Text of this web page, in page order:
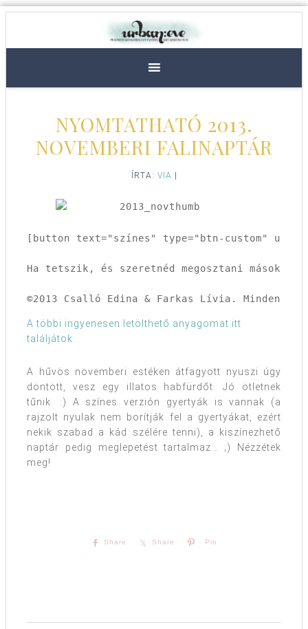
NYOMTATHATÓ 2013.
NOVEMBERI FALINAPTÁR
ÍRTA: VIA
[button text="színes" type="btn-custom"
Ha tetszik, és szeretnéd megosztani
©2013 Csalló Edina & Farkas Lívia. Minden
A többi ingyenesen letölthető anyagomat itt
találjátok.
A hűvös novemberi estéken átfagyott nyuszi úgy
döntött, vesz egy illatos habfürdőt. Jó ötletnek
tűnik. :) A színes verzión gyertyák is vannak (a
rajzolt nyulak nem borítják fel a gyertyákat, ezért
nekik szabad a kád szélére tenni), a kiszínezhető
naptár pedig meglepetést tartalmaz… ;) Nézzétek
meg!
Share Share Pin